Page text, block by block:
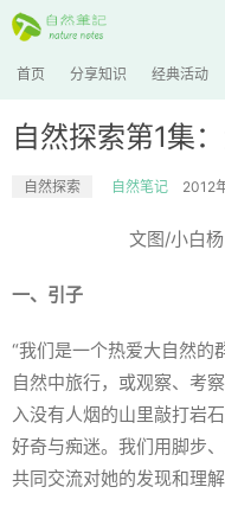
首页 分享知识 经典活动
自然探索第1集
自然探索 自然笔记 2012
文图/小白
一、引子
“我们是一个热爱大自然的
自然中旅行，或观察、考
入没有人烟的山里敲打岩
好奇与痴迷。我们用脚步
共同交流对她的发现和理